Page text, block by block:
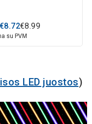
€8.72€8.99
su PVM
LED juostos)